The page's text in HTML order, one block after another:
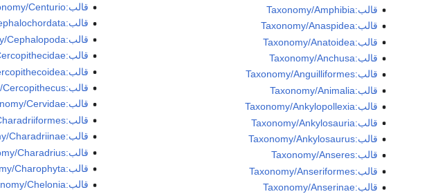
قالب:Taxonomy/Amphibia
قالب:Taxonomy/Anaspidea
قالب:Taxonomy/Anatoidea
قالب:Taxonomy/Anchusa
قالب:Taxonomy/Anguilliformes
قالب:Taxonomy/Animalia
قالب:Taxonomy/Ankylopollexia
قالب:Taxonomy/Ankylosauria
قالب:Taxonomy/Ankylosaurus
قالب:Taxonomy/Anseres
قالب:Taxonomy/Anseriformes
قالب:Taxonomy/Anserinae
قالب:Taxonomy/Centurio
قالب:Taxonomy/Cephalochordata
قالب:Taxonomy/Cephalopoda
قالب:Taxonomy/Cercopithecidae
قالب:Taxonomy/Cercopithecoidea
قالب:Taxonomy/Cercopithecus
قالب:Taxonomy/Cervidae
قالب:Taxonomy/Charadriiformes
قالب:Taxonomy/Charadriinae
قالب:Taxonomy/Charadrius
قالب:Taxonomy/Charophyta
قالب:Taxonomy/Chelonia